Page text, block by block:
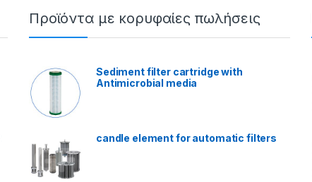
Προϊόντα με κορυφαίες πωλήσεις
Sediment filter cartridge with
Antimicrobial media
candle element for automatic filters